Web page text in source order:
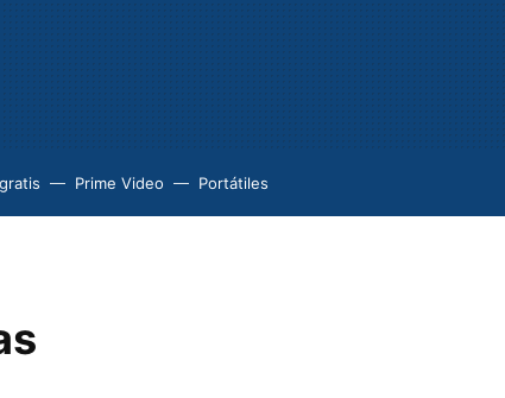
Prime Video Portátiles